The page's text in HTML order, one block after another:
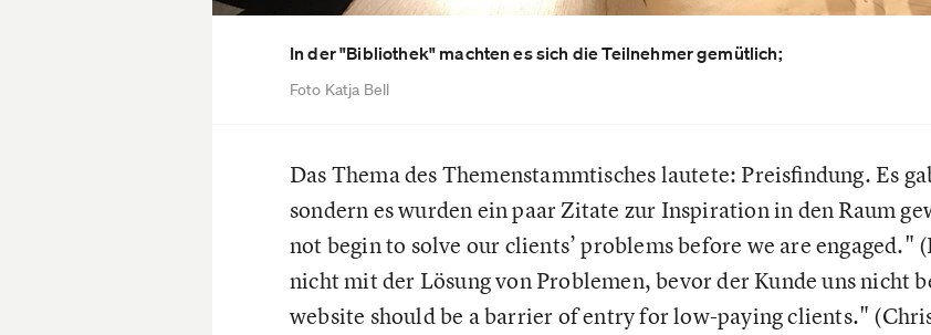
In der "Bibliothek" machten es sich die Teilnehmer gemütlich;
Foto Katja Bell
Das Thema des Themenstammtisches lautete: Preisfindung. Es
sondern es wurden ein paar Zitate zur Inspiration in den Raum
not begin to solve our clients’ problems before we are engaged."
nicht mit der Lösung von Problemen, bevor der Kunde uns nicht
website should be a barrier of entry for low-paying clients."